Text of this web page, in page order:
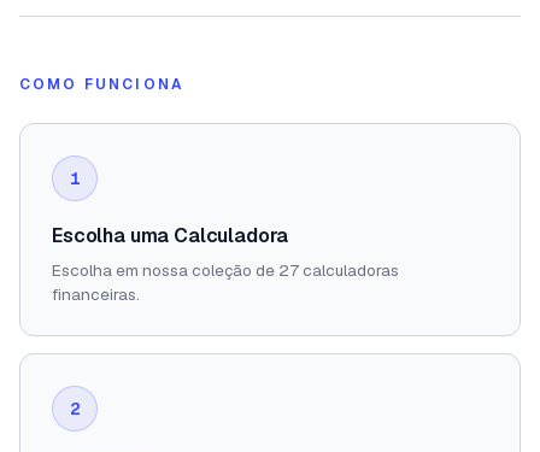
COMO FUNCIONA
1
Escolha uma Calculadora
Escolha em nossa coleção de 27 calculadoras
financeiras.
2